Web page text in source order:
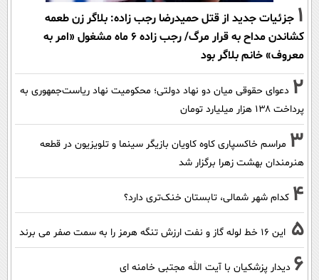
1 جزئیات جدید از قتل حمیدرضا رجب زاده: بلاگر زن طعمه
کشاندن مداح به قرار مرگ/ رجب زاده 6 ماه مشغول «امر به
معروف» خانم بلاگر بود
2 دعوای حقوقی میان دو نهاد دولتی؛ محکومیت نهاد ریاست‌جمهوری به
پرداخت ۱۳۸ هزار میلیارد تومان
3 مراسم خاکسپاری کاوه کاویان بازیگر سینما و تلویزیون در قطعه
هنرمندان بهشت زهرا برگزار شد
4 کدام شهر شمالی، تابستان خنک‌تری دارد؟
5 این 16 خط لوله گاز و نفت ارزش تنگه هرمز را به سمت صفر می برند
6 دیدار پزشکیان با آیت الله مجتبی خامنه ای